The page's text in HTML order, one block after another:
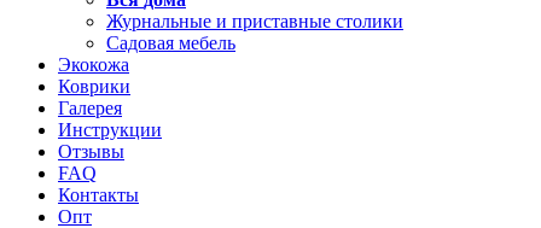
Журнальные и приставные столики
Садовая мебель
Экокожа
Коврики
Галерея
Инструкции
Отзывы
FAQ
Контакты
Опт